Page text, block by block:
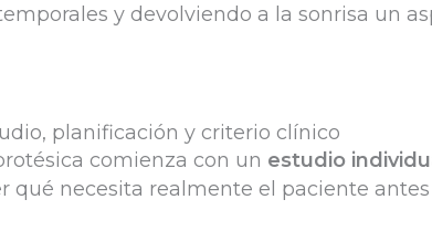
y devolviendo a la sonrisa un
planificación y criterio clínico
comienza con un estudio
qué necesita realmente el paciente